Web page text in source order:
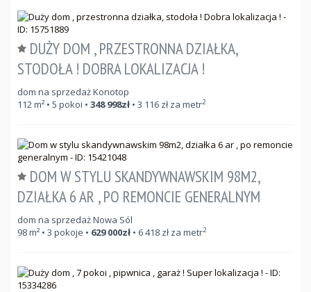
DUŻY DOM , PRZESTRONNA DZIAŁKA,
STODOŁA ! DOBRA LOKALIZACJA !
dom na sprzedaż Konotop
112m² • 5 pokoi • 348 998zł • 3 116 zł za metr2
DOM W STYLU SKANDYWNAWSKIM 98M2,
DZIAŁKA 6 AR , PO REMONCIE GENERALNYM
dom na sprzedaż Nowa Sól
98m² • 3 pokoje • 629 000zł • 6 418 zł za metr2